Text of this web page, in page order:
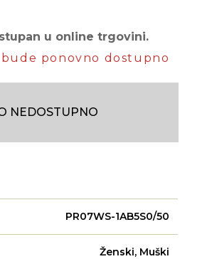
u online trgovini.
bude ponovno dostupno
NEDOSTUPNO
PR07WS-1AB5S0/50
Ženski, Muški